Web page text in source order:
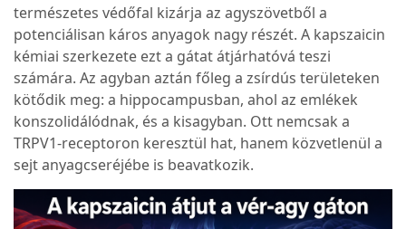
természetes védőfal kizárja az agyszövetből a
potenciálisan káros anyagok nagy részét. A kapszaicin
kémiai szerkezete ezt a gátat átjárhatóvá teszi
számára. Az agyban aztán főleg a zsírdús területeken
kötődik meg: a hippocampusban, ahol az emlékek
konszolidálódnak, és a kisagyban. Ott nemcsak a
TRPV1-receptoron keresztül hat, hanem közvetlenül a
sejt anyagcseréjébe is beavatkozik.